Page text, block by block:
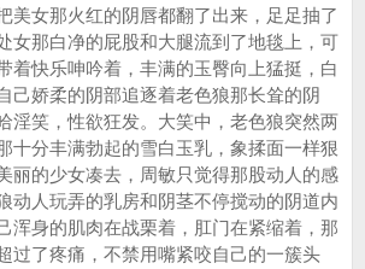
美女那火红的阴唇都翻了出来，足足抽了
女那白净的屁股和大腿流到了地毯上，可
着快乐呻吟着，丰满的玉臀向上猛挺，白
己娇柔的阴部追逐着老色狼那长耸的阴
淫笑，性欲狂发。大笑中，老色狼突然两
十分丰满勃起的雪白玉乳，象揉面一样狠
丽的少女凑去，周敏只觉得那股动人的感
动人玩弄的乳房和阴茎不停搅动的阴道内
浑身的肌肉在战栗着，肛门在紧缩着，那
过了疼痛，不禁用嘴紧咬自己的一簇头